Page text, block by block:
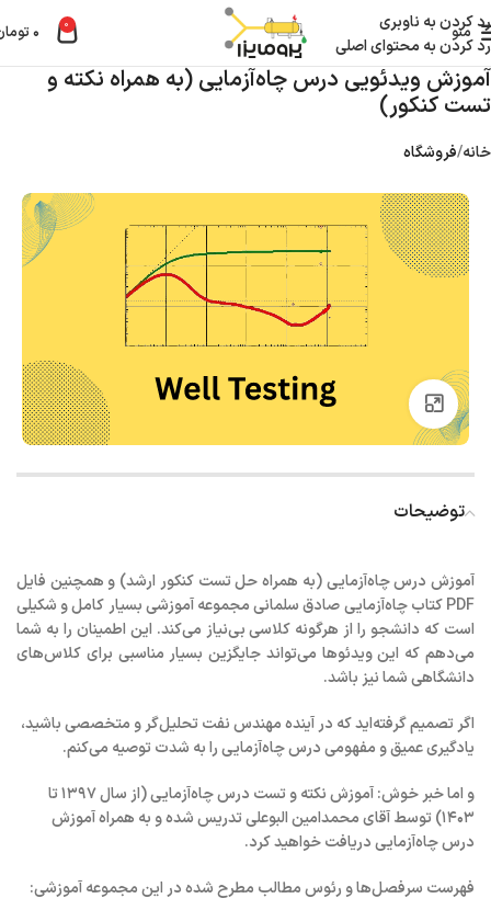
رد کردن به ناوبری
رد کردن به محتوای اصلی
منو 0 ۰
آموزش ویدئویی درس چاه‌آزمایی (به همراه نکته و
تست کنکور)
خانه فروشگاه
بزرگنمایی تصویر
توضیحات
آموزش درس چاه‌آزمایی (به همراه حل تست کنکور ارشد) و همچنین فایل
PDF کتاب چاه‌آزمایی صادق سلمانی مجموعه آموزشی بسیار کامل و شکیلی
است که دانشجو را از هرگونه کلاسی بی‌نیاز می‌کند. این اطمینان را به شما
می‌دهم که این ویدئوها می‌تواند جایگزین بسیار مناسبی برای کلاس‌های
دانشگاهی شما نیز باشد.
اگر تصمیم گرفته‌اید که در آینده مهندس نفت تحلیل‌گر و متخصصی باشید،
یادگیری عمیق و مفهومی درس چاه‌آزمایی را به شدت توصیه می‌کنم.
و اما خبر خوش: آموزش نکته و تست درس چاه‌آزمایی (از سال ۱۳۹۷ تا
۱۴۰۳) توسط آقای محمدامین البوعلی تدریس شده و به همراه آموزش
درس چاه‌آزمایی دریافت خواهید کرد.
فهرست سرفصل‌ها و رئوس مطالب مطرح شده در این مجموعه آموزشی: